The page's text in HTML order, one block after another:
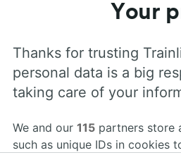
na trasie Port
w 8 g 22 m
Port lotniczy Piza –
Port lotniczy Piza – Wenecja
Your
Thanks for trusting
personal data is a big
taking care of your
We and our 115 partners store
such as unique IDs in cookies